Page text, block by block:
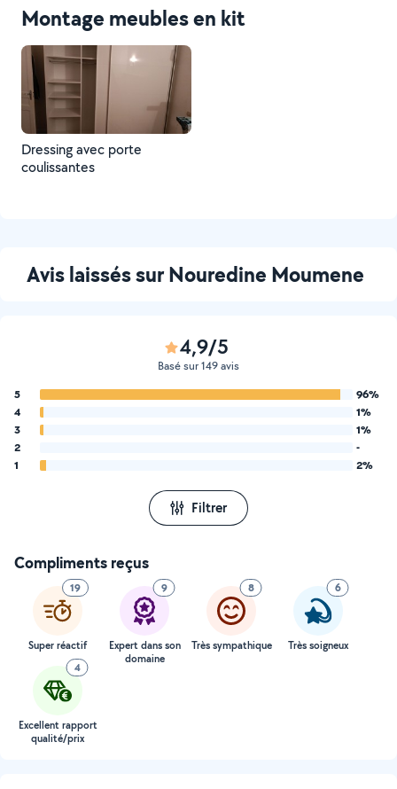
Montage meubles en kit
Dressing avec porte
coulissantes
Avis laissés sur Nouredine Moumene
4,9/5
Basé sur 149 avis
5
96%
4
1%
3
1%
2
-
1
2%
Filtrer
Compliments reçus
19
Super réactif
9
Expert dans son
domaine
8
Très sympathique
6
Très soigneux
4
Excellent rapport
qualité/prix